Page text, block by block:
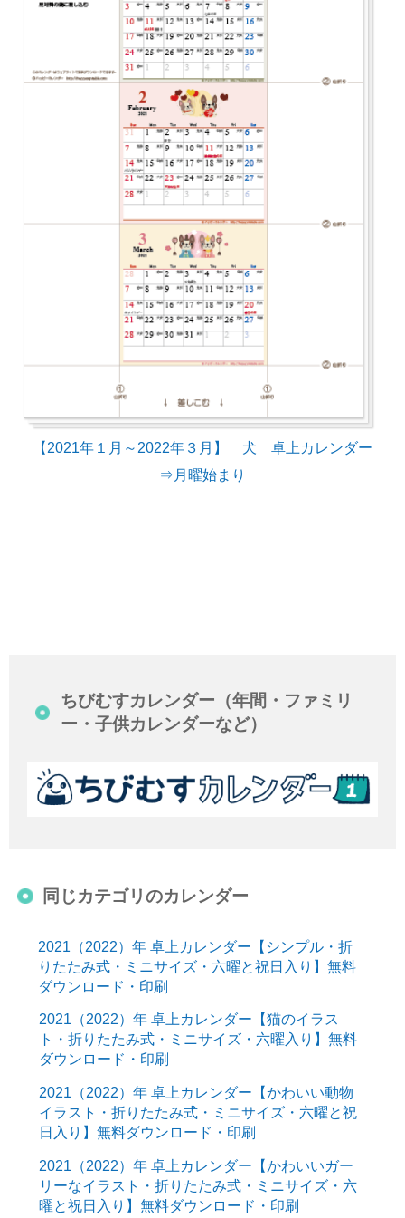
【2021年１月～2022年３月】 犬 卓上カレンダー
⇒月曜始まり
ちびむすカレンダー（年間・ファミリ
ー・子供カレンダーなど）
同じカテゴリのカレンダー
2021（2022）年 卓上カレンダー【シンプル・折
りたたみ式・ミニサイズ・六曜と祝日入り】無料
ダウンロード・印刷
2021（2022）年 卓上カレンダー【猫のイラス
ト・折りたたみ式・ミニサイズ・六曜入り】無料
ダウンロード・印刷
2021（2022）年 卓上カレンダー【かわいい動物
イラスト・折りたたみ式・ミニサイズ・六曜と祝
日入り】無料ダウンロード・印刷
2021（2022）年 卓上カレンダー【かわいいガー
リーなイラスト・折りたたみ式・ミニサイズ・六
曜と祝日入り】無料ダウンロード・印刷